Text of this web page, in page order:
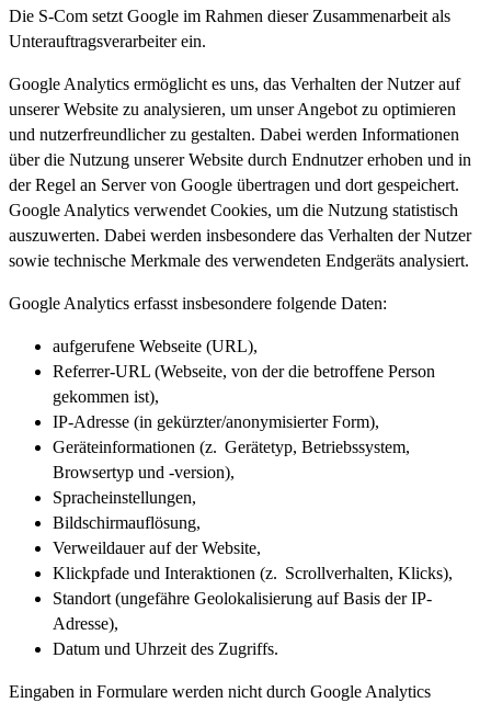
Die S-Com setzt Google im Rahmen dieser Zusammenarbeit als
Unterauftragsverarbeiter ein.
Google Analytics ermöglicht es uns, das Verhalten der Nutzer auf
unserer Website zu analysieren, um unser Angebot zu optimieren
und nutzerfreundlicher zu gestalten. Dabei werden Informationen
über die Nutzung unserer Website durch Endnutzer erhoben und in
der Regel an Server von Google übertragen und dort gespeichert.
Google Analytics verwendet Cookies, um die Nutzung statistisch
auszuwerten. Dabei werden insbesondere das Verhalten der Nutzer
sowie technische Merkmale des verwendeten Endgeräts analysiert.
Google Analytics erfasst insbesondere folgende Daten:
aufgerufene Webseite (URL),
Referrer-URL (Webseite, von der die betroffene Person
gekommen ist),
IP-Adresse (in gekürzter/anonymisierter Form),
Geräteinformationen (z. Gerätetyp, Betriebssystem,
Browsertyp und -version),
Spracheinstellungen,
Bildschirmauflösung,
Verweildauer auf der Website,
Klickpfade und Interaktionen (z. Scrollverhalten, Klicks),
Standort (ungefähre Geolokalisierung auf Basis der IP-
Adresse),
Datum und Uhrzeit des Zugriffs.
Eingaben in Formulare werden nicht durch Google Analytics